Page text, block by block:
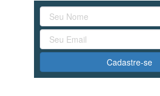
Cadastre-se